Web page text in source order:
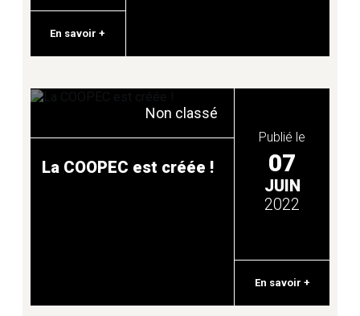
JEUNESSE
En savoir +
Publié le
07
JUIN
2022
En savoir +
Non classé
La COOPEC est créée !